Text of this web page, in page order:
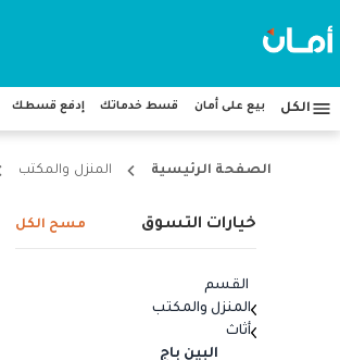
الكل بيع على أمان قسط خدماتك إدفع قسطك
الصفحة الرئيسية المنزل والمكتب
خيارات التسوق مسح الكل
القسم
المنزل والمكتب
أثاث
البين باج